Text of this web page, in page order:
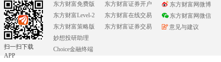
扫一扫下载
APP
东方财富免费版
东方财富Level-2
东方财富策略版
妙想投研助理
Choice金融终端
东方财富证券开户
东方财富在线交易
东方财富证券交易
东方财富网微博
东方财富网微信
意见与建议